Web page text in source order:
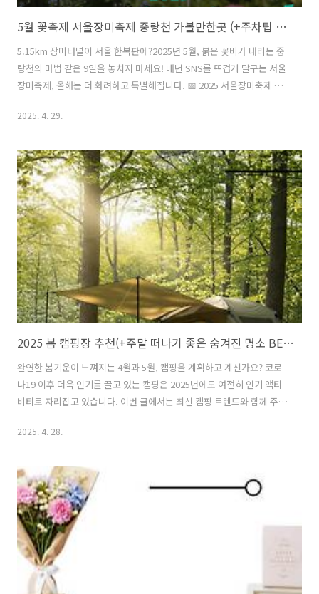
5월 꽃축제 서울장미축제 중랑천 가볼만한곳 (+주차팁 지도)
5.15km 장미터널이 서울 한복판에?2025년 5월, 붉은 꽃비가 내리는 중
랑천의 마법 같은 9일을 놓치지 마세요! 매년 SNS를 뜨겁게 달구는 서울
장미축제, 올해는 더 화려하고 특별해집니다. 📅 2025 서울장미축제 핵
중랑장미공원 (중랑천 묵동교 ~ 겸재교 구간) 입장료: 무료 (일부 체험 프
랑 서울장미축제가 2025년 5월 돌아옵니다! 5.15km에 달하는 장대한
장미 터널과 다양한 문화 프로그램을 한 곳에서 즐길 수 있는 특별한 기
회를 놓치지 마세요. 🌹 서울장미축제만의 5가지 특별함1. 국내 최대
5.15km 장미 터널중랑천..
2025. 4. 29.
2025 봄 캠핑장 추천(+주말 떠나기 좋은 숨겨진 명소 BEST 5)
완연한 봄기운이 느껴지는 4월과 5월, 캠핑을 계획하고 계신가요? 코로
나19 이후 더욱 인기를 끌고 있는 캠핑은 2025년에도 여전히 인기 액티
비티로 자리잡고 있습니다. 이번 글에서는 최신 캠핑 트렌드와 함께 주말
트렌드주말 나들이에 딱! 숨겨진 캠핑 명소 5곳캠핑 초보자를 위한 필수
트렌드올해 봄 캠핑의 키워드는 '편안함'과 '프라이빗'입니다. 많은 캠퍼
들이 혼잡한 대형 캠핑장보다는 소규모 프라이빗 캠핑장을 선호하고 있
으며, 차박과 글램핑을 결합한 하이브리드 캠핑도 인기를 끌고 있습니다.
캠핑장 예약 방법 2025 봄 캠핑 핵심 키워드:프라이빗 캠핑존반자동 캠..
2025. 4. 28.